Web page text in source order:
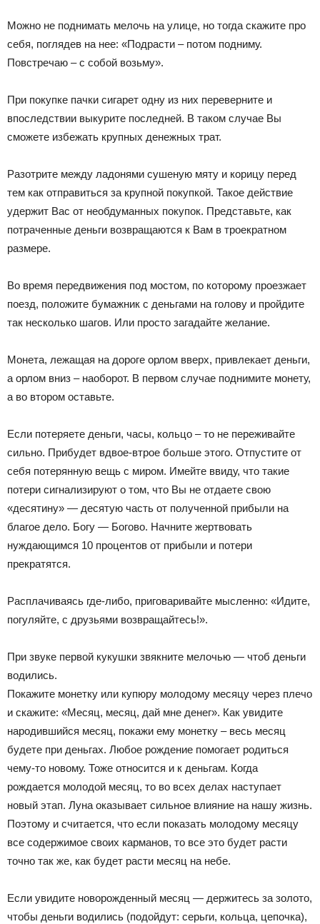
Можно не поднимать мелочь на улице, но тогда скажите про
себя, поглядев на нее: «Подрасти – потом подниму.
Повстречаю – с собой возьму».
При покупке пачки сигарет одну из них переверните и
впоследствии выкурите последней. В таком случае Вы
сможете избежать крупных денежных трат.
Разотрите между ладонями сушеную мяту и корицу перед
тем как отправиться за крупной покупкой. Такое действие
удержит Вас от необдуманных покупок. Представьте, как
потраченные деньги возвращаются к Вам в троекратном
размере.
Во время передвижения под мостом, по которому проезжает
поезд, положите бумажник с деньгами на голову и пройдите
так несколько шагов. Или просто загадайте желание.
Монета, лежащая на дороге орлом вверх, привлекает деньги,
а орлом вниз – наоборот. В первом случае поднимите монету,
а во втором оставьте.
Если потеряете деньги, часы, кольцо – то не переживайте
сильно. Прибудет вдвое-втрое больше этого. Отпустите от
себя потерянную вещь с миром. Имейте ввиду, что такие
потери сигнализируют о том, что Вы не отдаете свою
«десятину» — десятую часть от полученной прибыли на
благое дело. Богу — Богово. Начните жертвовать
нуждающимся 10 процентов от прибыли и потери
прекратятся.
Расплачиваясь где-либо, приговаривайте мысленно: «Идите,
погуляйте, с друзьями возвращайтесь!».
При звуке первой кукушки звякните мелочью — чтоб деньги
водились.
Покажите монетку или купюру молодому месяцу через плечо
и скажите: «Месяц, месяц, дай мне денег». Как увидите
народившийся месяц, покажи ему монетку – весь месяц
будете при деньгах. Любое рождение помогает родиться
чему-то новому. Тоже относится и к деньгам. Когда
рождается молодой месяц, то во всех делах наступает
новый этап. Луна оказывает сильное влияние на нашу жизнь.
Поэтому и считается, что если показать молодому месяцу
все содержимое своих карманов, то все это будет расти
точно так же, как будет расти месяц на небе.
Если увидите новорожденный месяц — держитесь за золото,
чтобы деньги водились (подойдут: серьги, кольца, цепочка),